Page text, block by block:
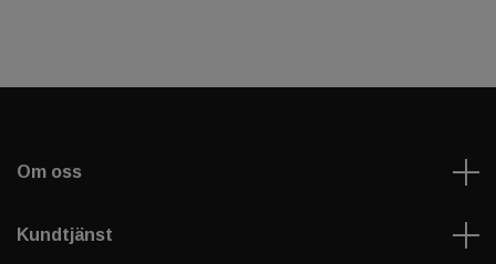
Om oss
Kundtjänst